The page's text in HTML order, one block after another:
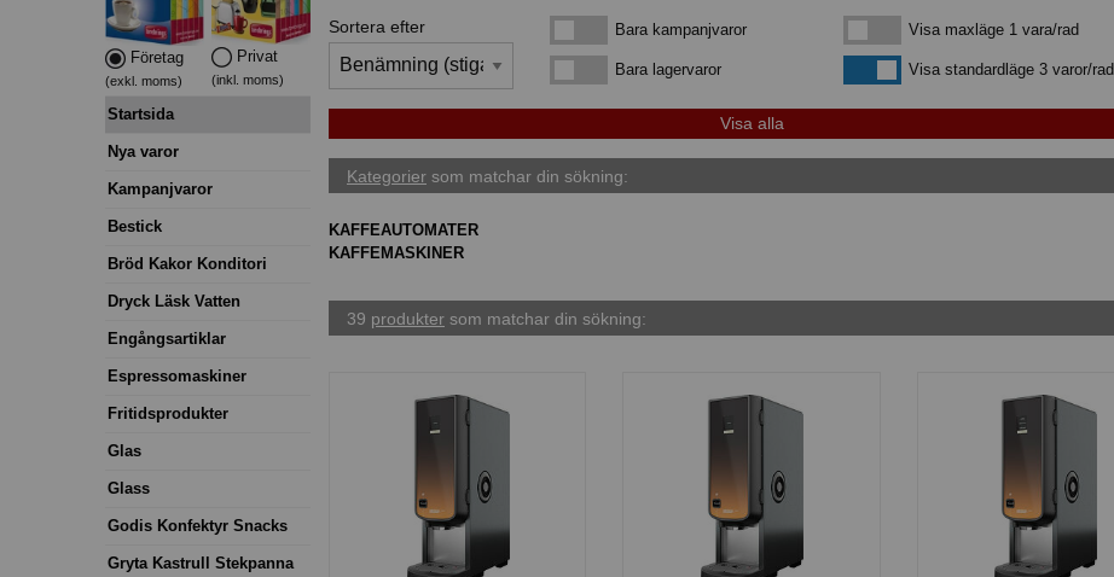
Företag
(exkl. moms)
Privat
(inkl. moms)
Startsida
Nya varor
Kampanjvaror
Bestick
Bröd Kakor Konditori
Dryck Läsk Vatten
Engångsartiklar
Espressomaskiner
Fritidsprodukter
Glas
Glass
Godis Konfektyr Snacks
Gryta Kastrull Stekpanna
Sortera efter Bara kampanjvarorBara kampanjvaror
Bara lagervarorBara lagervaror
Visa maxläge 1 vara/rad
Visa maxläge 1 vara/rad
Visa standardlägeVisa standardläge 3 varor/rad
Kategorier som matchar din sökning:
KAFFEAUTOMATER
KAFFEMASKINER
39 produkter som matchar din sökning: